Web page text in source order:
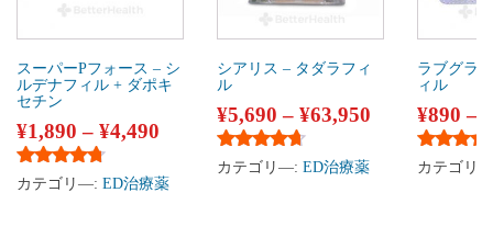
スーパーPフォース – シ
ルデナフィル + ダポキ
セチン
¥1,890 – ¥4,490
5段階中 4.58の評価
カテゴリ―: ED治療薬
シアリス – タダラフィ
ル
¥5,690 – ¥63,950
5段階中 4.50の評価
カテゴリ―: ED治療薬
ラブグラ
ィル
¥890 –
5段階中
カテゴリ